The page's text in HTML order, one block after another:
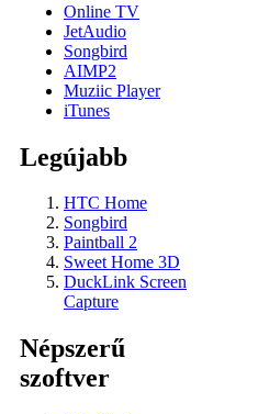
Online TV
JetAudio
Songbird
AIMP2
Muziic Player
iTunes
Legújabb
HTC Home
Songbird
Paintball 2
Sweet Home 3D
DuckLink Screen
Capture
Népszerű
szoftver